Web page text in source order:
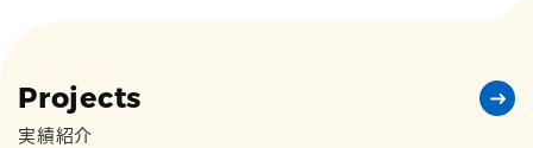
Projects
実績紹介